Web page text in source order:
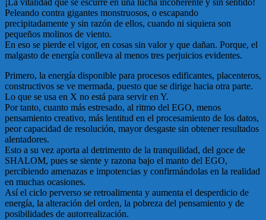
¡La vitalidad que se escurre en una lucha incoherente y sin sentido!
Peleando contra gigantes monstruosos, o escapando
precipitadamente y sin razón de ellos, cuando ni siquiera son
pequeños molinos de viento.
En eso se pierde el vigor, en cosas sin valor y que dañan. Porque, el
malgasto de energía conlleva al menos tres perjuicios evidentes.
Primero, la energía disponible para procesos edificantes, placenteros,
constructivos se ve mermada, puesto que se dirige hacia otra parte.
Lo que se usa en X no está para servir en Y.
Por tanto, cuanto más estresado, al ritmo del EGO, menos
pensamiento creativo, más lentitud en el procesamiento de los datos,
peor capacidad de resolución, mayor desgaste sin obtener resultados
alentadores.
Esto a su vez aporta al detrimento de la tranquilidad, del goce de
SHALOM, pues se siente y razona bajo el manto del EGO,
percibiendo amenazas e impotencias y confirmándolas en la realidad
en muchas ocasiones.
Así el ciclo perverso se retroalimenta y aumenta el desperdicio de
energía, la alteración del orden, la pobreza del pensamiento y de
posibilidades de autorrealización.